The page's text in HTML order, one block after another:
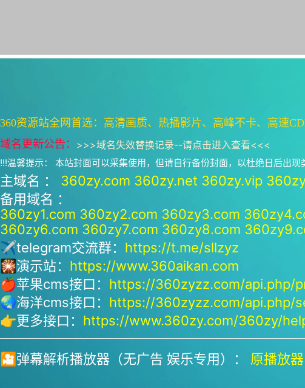
360资源站全网首选：高清画质、热播影片、高峰不卡、高速
域名更新公告： >>>域名失效替换记录--请点击进入查看<<<
!!!温馨提示： 本站封面可以采集使用，但请自行备份封面，以杜绝日后出现
主域名 ： 360zy.com 360zy.net 360zy.vip
备用域名 ：
360zy1.com 360zy2.com 360zy3.com
360zy6.com 360zy7.com 360zy8.com
✈telegram交流群： https://t.me/sllzyz
🎇演示站： https://www.360aikan.com
🍎苹果cms接口： https://360zyzz.com/api.php/
🌏海洋cms接口： https://360zyzz.com/api.php/
👉更多接口： https://www.360zy.com/360zy/
🎦弹幕解析播放器（无广告 娱乐专用）： 原播放